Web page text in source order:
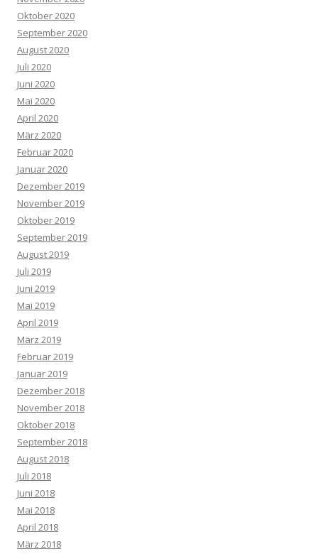
Oktober 2020
September 2020
August 2020
Juli 2020
Juni 2020
Mai 2020
April 2020
März 2020
Februar 2020
Januar 2020
Dezember 2019
November 2019
Oktober 2019
September 2019
August 2019
Juli 2019
Juni 2019
Mai 2019
April 2019
März 2019
Februar 2019
Januar 2019
Dezember 2018
November 2018
Oktober 2018
September 2018
August 2018
Juli 2018
Juni 2018
Mai 2018
April 2018
März 2018